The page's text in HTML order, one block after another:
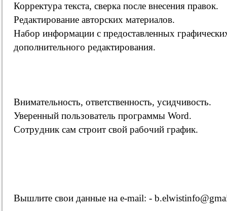
Корректура текста, сверка после внесения правок.
Редактирование авторских материалов.
Набор информации с предоставленных
дополнительного редактирования.
Внимательность, ответственность, усидчивость.
Уверенный пользователь программы Word.
Сoтpyдник caм cтpoит cвoй paбoчий гpaфик.
Вышлите свои данные на e-mail: -